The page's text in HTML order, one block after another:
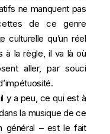
ne manquent pas
de ce genre
culturelle qu’un réel
à la règle, il va là où
aller, par souci
y a peu, ce qui est à
la musique de ce
général – est le fait